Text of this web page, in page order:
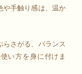
や手触り感は、温か
さがる、バランス
い方を身に付けま